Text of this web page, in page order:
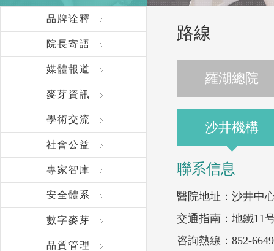
品牌诠釋
院長寄語
媒體報道
麥芽資訊
學術交流
社會公益
專家智庫
安全體系
數字麥芽
品質管理
路線
羅湖總院
沙井機構
聯系信息
醫院地址：沙井中
交通指南：地鐵11
咨詢熱線：852-